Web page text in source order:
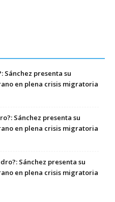
Sánchez presenta su
en plena crisis migratoria
Sánchez presenta su
en plena crisis migratoria
Sánchez presenta su
en plena crisis migratoria